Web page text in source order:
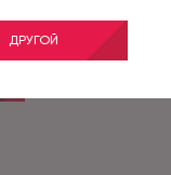
ДРУГОЙ
фаска (2,153)